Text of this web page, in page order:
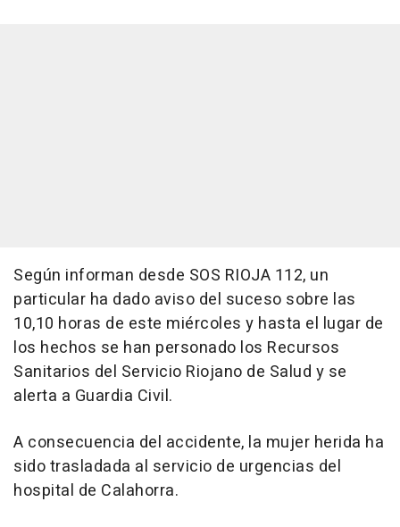
Según informan desde SOS RIOJA 112, un
particular ha dado aviso del suceso sobre las
10,10 horas de este miércoles y hasta el lugar de
los hechos se han personado los Recursos
Sanitarios del Servicio Riojano de Salud y se
alerta a Guardia Civil.
A consecuencia del accidente, la mujer herida ha
sido trasladada al servicio de urgencias del
hospital de Calahorra.